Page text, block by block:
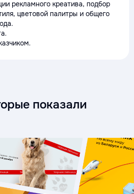
рекламного креатива, подбор
цветовой палитры и общего
показали